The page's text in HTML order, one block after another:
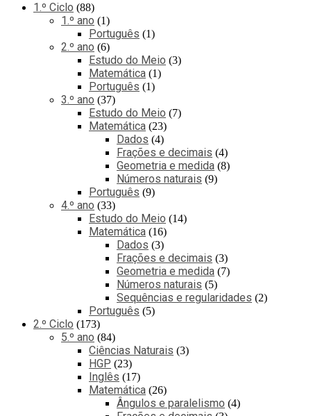
1.º Ciclo 88
1.º ano 1
Português 1
2.º ano 6
Estudo do Meio 3
Matemática 1
Português 1
3.º ano 37
Estudo do Meio 7
Matemática 23
Dados 4
Frações e decimais 4
Geometria e medida 8
Números naturais 9
Português 9
4.º ano 33
Estudo do Meio 14
Matemática 16
Dados 3
Frações e decimais 3
Geometria e medida 7
Números naturais 5
Sequências e regularidades 2
Português 5
2.º Ciclo 173
5.º ano 84
Ciências Naturais 3
HGP 23
Inglês 17
Matemática 26
Ângulos e paralelismo 4